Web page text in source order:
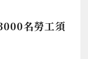
名勞工須